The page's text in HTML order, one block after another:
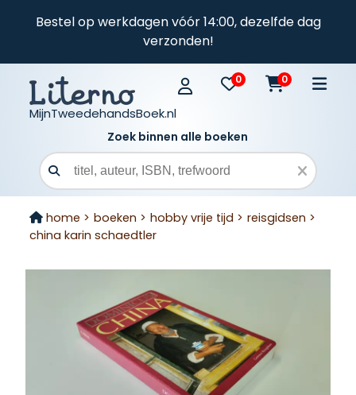
Bestel op werkdagen vóór 14:00, dezelfde dag
verzonden!
MijnTweedehandsBoek.nl
0 0
Zoek binnen alle boeken
Zoekveld
home > boeken > hobby vrije tijd > reisgidsen >
china karin schaedtler